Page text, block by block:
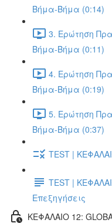
Βήμα-Βήμα (0:14)
3. Ερώτηση
Βήμα-Βήμα (0:11)
4. Ερώτηση
Βήμα-Βήμα (0:19)
5. Ερώτηση
Βήμα-Βήμα (0:37)
TEST |
TEST |
Επεξηγήσεις
ΚΕΦΑΛΑΙΟ 12: